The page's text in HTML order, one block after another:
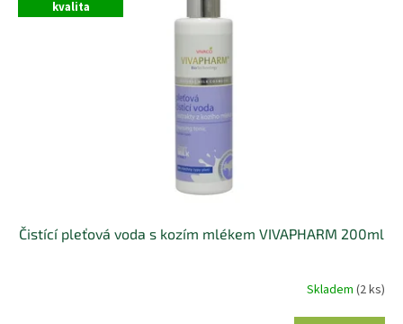
kvalita
Čistící pleťová voda s kozím mlékem VIVAPHARM 200ml
Skladem (2 ks)